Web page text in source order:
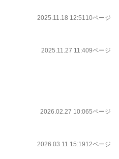
2025.11.18 12:5110ページ
2025.11.27 11:409ページ
2026.02.27 10:065ページ
2026.03.11 15:1912ページ